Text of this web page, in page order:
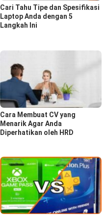
Cari Tahu Tipe dan Spesifikasi
Laptop Anda dengan 5
Langkah Ini
Cara Membuat CV yang
Menarik Agar Anda
Diperhatikan oleh HRD